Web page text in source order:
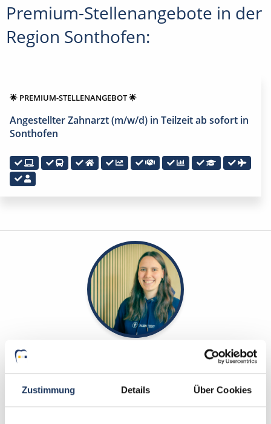
Zustimmung Details Über Cookies
Premium-Stellenangebote in der
Region Sonthofen:
🌟 PREMIUM-STELLENANGEBOT 🌟
Angestellter Zahnarzt (m/w/d) in Teilzeit ab sofort in
Sonthofen
Yanina Weilemann
Ansprechpartner